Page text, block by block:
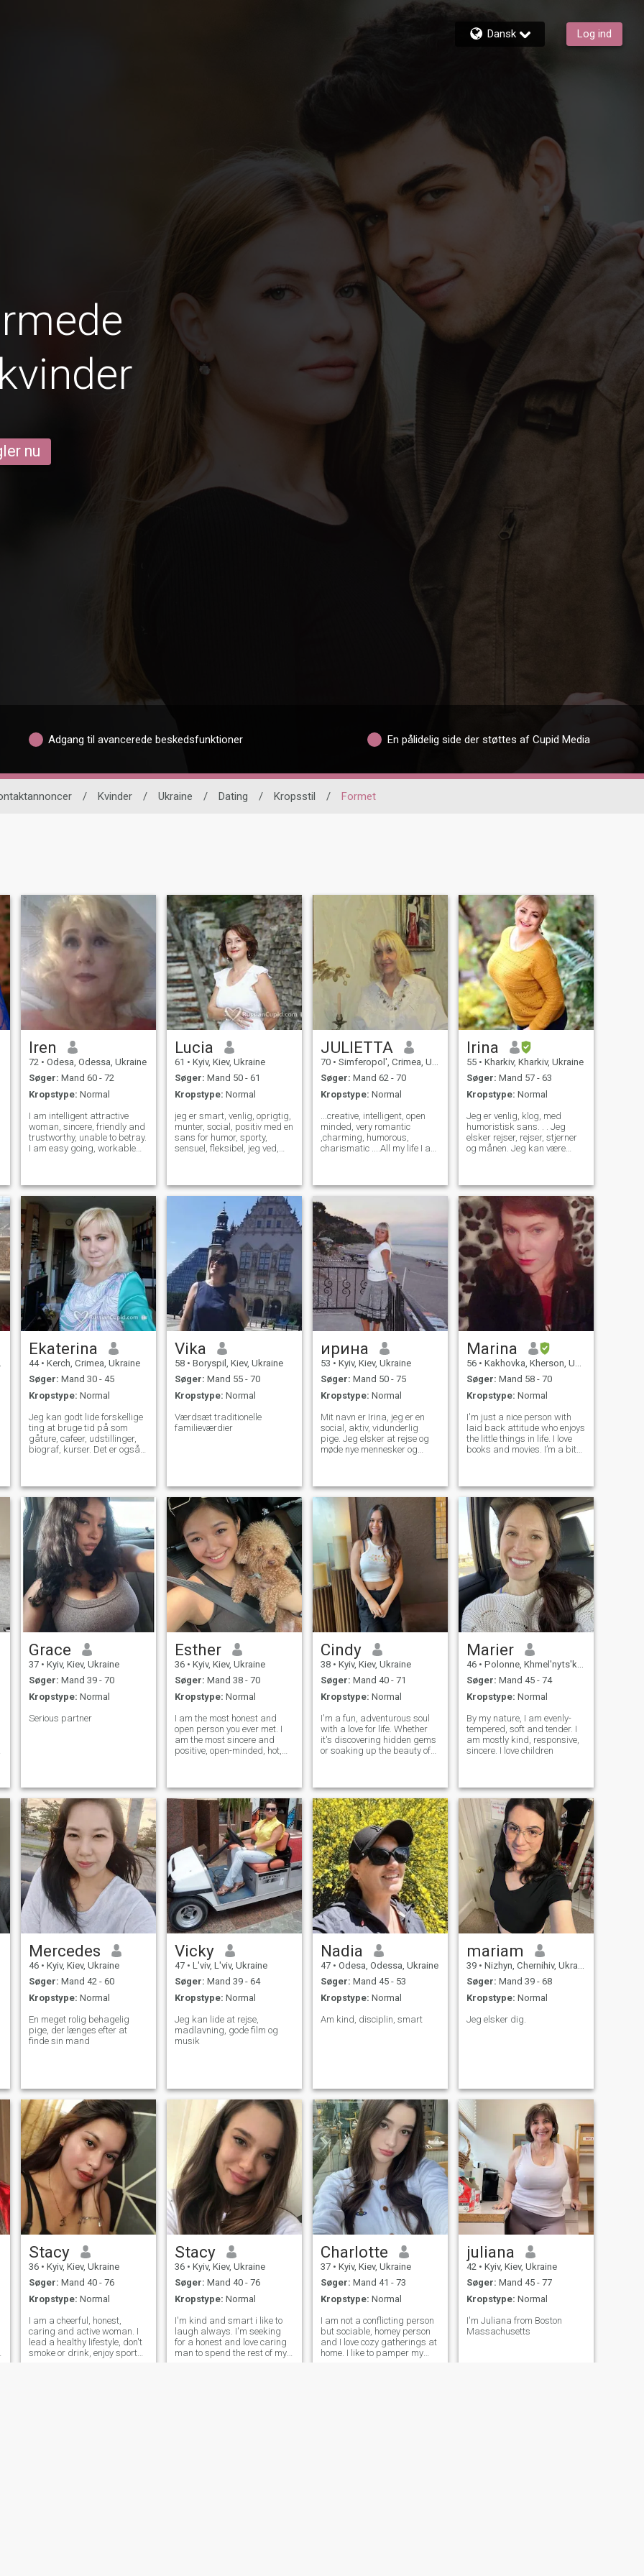
Dansk Log ind
nu
Adgang til avancerede beskedsfunktioner En pålidelig side der støttes af Cupid Media
/ Kvinder / Ukraine / Dating / Kropsstil / Formet
Iren
72 • Odesa, Odessa, Ukraine
Søger: Mand 60 - 72
Kropstype: Normal
I am intelligent attractive
woman, sincere, friendly and
trustworthy, unable to betray.
I am easy going, workable
You only live once, but if you
do it right, on
Lucia
61 • Kyiv, Kiev, Ukraine
Søger: Mand 50 - 61
Kropstype: Normal
jeg er smart, venlig, oprigtig,
munter, social, positiv med en
sans for humor, sporty,
sensuel, fleksibel, jeg ved,
elsker at lave mad, skabe
komfort i livet, rejse, læse,
film, teater, koncerter.
JULIETTA
70 • Simferopol', Crimea, Ukraine
Søger: Mand 62 - 70
Kropstype: Normal
...creative, intelligent, open
minded, very romantic
,charming, humorous,
charismatic ....All my life I am
children/teenagers. I like to
discover and enjoy beautiful
a
Irina
55 • Kharkiv, Kharkiv, Ukraine
Søger: Mand 57 - 63
Kropstype: Normal
Jeg er venlig, klog, med
humoristisk sans. . . Jeg
elsker rejser, rejser, stjerner
og månen. Jeg kan være
sjæl. Jeg - elsker alt nyt og
usædvanligt. . . Jeg
drømmer, at se hele verden.
Eller endda (ITS) del). Jeg
kan godt lide at se
sportsudsendelser (på
tennis, hockey, fodbold. ). Jeg
går i biografen, teatret, til
koncerter og show. . . Men
mest af alt elsker jeg et hus
hygge, varme og stilhed. En
rigtig kvinde er ikke
hårfarve, tøj og smykker. Det
er kvindelighed, der skinner
indefra alt andet kan kun
understrege sin skønhed og
charme.
Ekaterina
44 • Kerch, Crimea, Ukraine
Søger: Mand 30 - 45
Kropstype: Normal
Jeg kan godt lide forskellige
ting at bruge tid på som
gåture, cafeer, udstillinger,
biograf, kurser. Det er også
arbejder som revisor. Mine
personlige kvalifikationer er
ærlighed, åbensindet,
grusom og blid.
Vika
58 • Boryspil, Kiev, Ukraine
Søger: Mand 55 - 70
Kropstype: Normal
Værdsæt traditionelle
familieværdier
ирина
53 • Kyiv, Kiev, Ukraine
Søger: Mand 50 - 75
Kropstype: Normal
Mit navn er Irina, jeg er en
social, aktiv, vidunderlig
pige. Jeg elsker at rejse og
møde nye mennesker og
biograf og teater. Jeg elsker
og respekterer mit folk.
Relationer og venner.
Marina
56 • Kakhovka, Kherson, Ukraine
Søger: Mand 58 - 70
Kropstype: Normal
I'm just a nice person with
laid back attitude who enjoys
the little things in life. I love
books and movies. I’m a bit
on the computer. I am good
listener and love a sile
Grace
37 • Kyiv, Kiev, Ukraine
Søger: Mand 39 - 70
Kropstype: Normal
Serious partner
Esther
36 • Kyiv, Kiev, Ukraine
Søger: Mand 38 - 70
Kropstype: Normal
I am the most honest and
open person you ever met. I
am the most sincere and
positive, open-minded, hot,
Cindy
38 • Kyiv, Kiev, Ukraine
Søger: Mand 40 - 71
Kropstype: Normal
I'm a fun, adventurous soul
with a love for life. Whether
it's discovering hidden gems
or soaking up the beauty of
told I'm quite the catch too.
Let's take a chance, expl
Marier
46 • Polonne, Khmel'nyts'kyy, Ukraine
Søger: Mand 45 - 74
Kropstype: Normal
By my nature, I am evenly-
tempered, soft and tender. I
am mostly kind, responsive,
sincere. I love children
Mercedes
46 • Kyiv, Kiev, Ukraine
Søger: Mand 42 - 60
Kropstype: Normal
En meget rolig behagelig
pige, der længes efter at
finde sin mand
Vicky
47 • L'viv, L'viv, Ukraine
Søger: Mand 39 - 64
Kropstype: Normal
Jeg kan lide at rejse,
madlavning, gode film og
musik
Nadia
47 • Odesa, Odessa, Ukraine
Søger: Mand 45 - 53
Kropstype: Normal
Am kind, disciplin, smart
mariam
39 • Nizhyn, Chernihiv, Ukraine
Søger: Mand 39 - 68
Kropstype: Normal
Jeg elsker dig.
Stacy
36 • Kyiv, Kiev, Ukraine
Søger: Mand 40 - 76
Kropstype: Normal
I am a cheerful, honest,
caring and active woman. I
lead a healthy lifestyle, don't
smoke or drink, enjoy sports,
Stacy
36 • Kyiv, Kiev, Ukraine
Søger: Mand 40 - 76
Kropstype: Normal
I'm kind and smart i like to
laugh always. I'm seeking
for a honest and love caring
man to spend the rest of my
Charlotte
37 • Kyiv, Kiev, Ukraine
Søger: Mand 41 - 73
Kropstype: Normal
I am not a conflicting person
but sociable, homey person
and I love cozy gatherings at
home. I like to pamper my
juliana
42 • Kyiv, Kiev, Ukraine
Søger: Mand 45 - 77
Kropstype: Normal
I'm Juliana from Boston
Massachusetts